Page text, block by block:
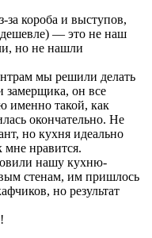
за короба и выступов,
— это не наш
но не нашли
мы решили делать
замерщика, он все
именно такой, как
окончательно. Не
но кухня идеально
мне нравится.
нашу кухню-
стенам, им пришлось
но результат